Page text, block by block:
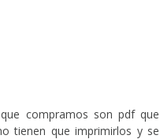
compramos son pdf que
tienen que imprimirlos y se